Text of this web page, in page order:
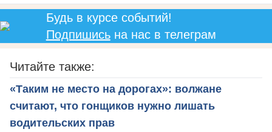
Будь в курсе событий!
Подпишисьна нас в телеграм
Читайте также:
«Таким не место на дорогах»: волжане
считают, что гонщиков нужно лишать
водительских прав